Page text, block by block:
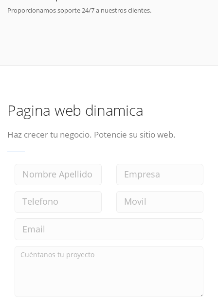
Proporcionamos soporte 24/7 a nuestros clientes.
Pagina web dinamica
Haz crecer tu negocio. Potencie su sitio web.